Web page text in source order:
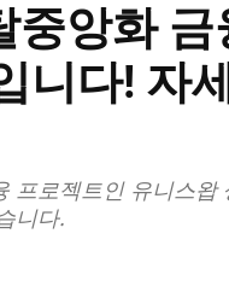
중앙화
니다! 자
프로젝트인 유니스
니다.